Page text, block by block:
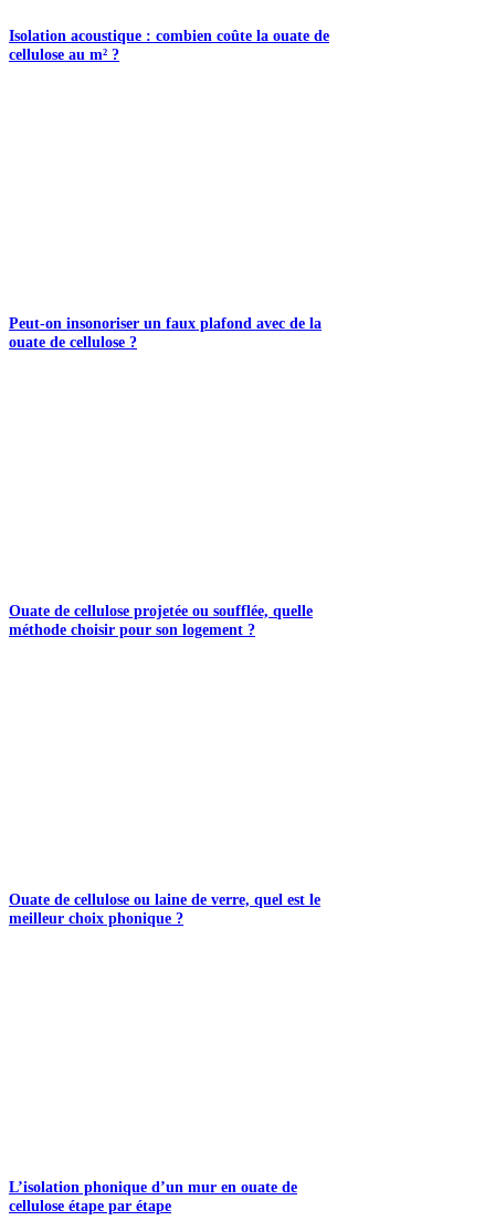
Isolation acoustique : combien coûte la ouate de
cellulose au m² ?
Peut-on insonoriser un faux plafond avec de la
ouate de cellulose ?
Ouate de cellulose projetée ou soufflée, quelle
méthode choisir pour son logement ?
Ouate de cellulose ou laine de verre, quel est le
meilleur choix phonique ?
L’isolation phonique d’un mur en ouate de
cellulose étape par étape